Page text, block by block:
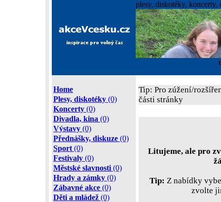
plesy, diskotéky,
Home
Plesy, diskotéky (0)
Koncerty (0)
Divadla, kina (0)
Výstavy (0)
Přednášky, diskuze (0)
Sport (0)
Festivaly (0)
Městské slavnosti (0)
Hrady a zámky (0)
Zábavné akce (0)
Děti a mládež (0)
Tip: Pro zúžení/
části stránky
Litujeme, ale pro
Tip: Z nabídky
zvolte